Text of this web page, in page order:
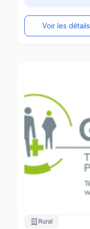
Voir les détails
Rural